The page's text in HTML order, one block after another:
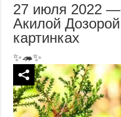
27 июля 2022
Акилой
картинках
✨🦔✨